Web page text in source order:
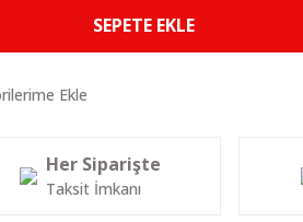
SEPETE EKLE
Her Siparişte
Taksit İmkanı